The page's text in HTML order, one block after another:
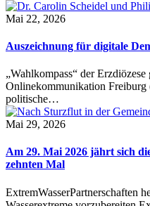
Mai 22, 2026
Auszeichnung für digitale
„Wahlkompass“ der
Onlinekommunikation
politische…
Mai 29, 2026
Am 29. Mai 2026 jährt sich
zehnten Mal
ExtremWasserPartnerschaften